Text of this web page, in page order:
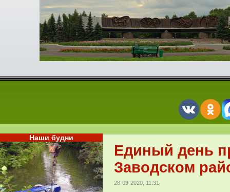
Единый день
Заводском
28-09-2020, 11:31;
Наши будни